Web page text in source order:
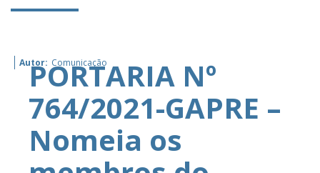
Autor: Comunicação
PORTARIA Nº
764/2021-GAPRE –
Nomeia os